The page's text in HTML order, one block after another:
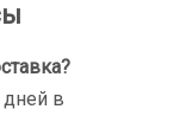
дней в